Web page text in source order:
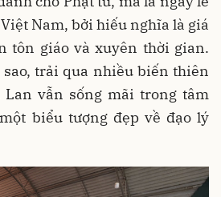
Nam, bởi hiếu nghĩa là giá
tôn giáo và xuyên thời gian.
trải qua nhiều biến thiên
vẫn sống mãi trong tâm
biểu tượng đẹp về đạo lý